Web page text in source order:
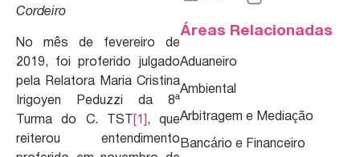
Cordeiro
No mês de fevereiro de
2019, foi proferido julgado
pela Relatora Maria Cristina
Irigoyen Peduzzi da 8ª
Turma do C. TST
[1] , que
reiterou entendimento
Áreas Relacionadas
Aduaneiro
Ambiental
Arbitragem e Mediação
Bancário e Financeiro